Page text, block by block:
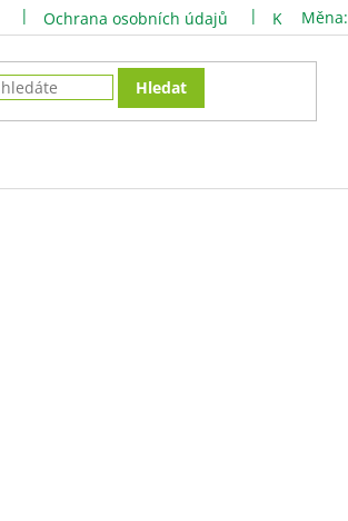
Ochrana osobních údajů Kontakty
Měna:
Hledat